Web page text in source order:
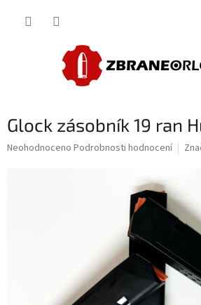
Glock zásobník 19 ran
Průměrné
Neohodnoceno Podrobnosti hodnocení